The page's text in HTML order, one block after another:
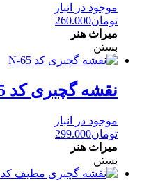
موجود در انبار
تومان260.000
میراث هنر
بستن
نقشه گچبری کد N-65
موجود در انبار
تومان299.000
میراث هنر
بستن